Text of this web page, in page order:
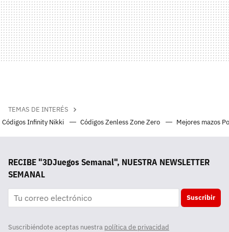
TEMAS DE INTERÉS
Códigos Infinity Nikki
Códigos Zenless Zone Zero Mejores mazos
RECIBE "3DJuegos Semanal", NUESTRA NEWSLETTER
SEMANAL
Suscribir
Suscribiéndote aceptas nuestra política de privacidad